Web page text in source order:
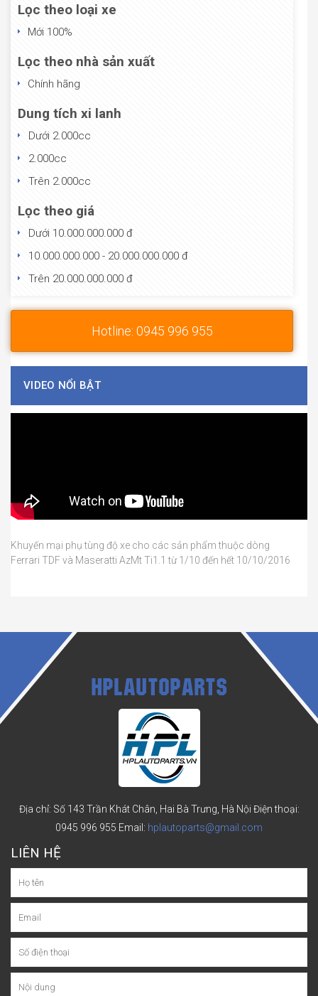
Lọc theo loại xe
Mới 100%
Lọc theo nhà sản xuất
Chính hãng
Dung tích xi lanh
Dưới 2.000cc
2.000cc
Trên 2.000cc
Lọc theo giá
Dưới 10.000.000.000 đ
10.000.000.000 - 20.000.000.000 đ
Trên 20.000.000.000 đ
Hotline: 0945 996 955
VIDEO NỔI BẬT
Khuyến mại phụ tùng độ xe cho các sản phẩm thuộc dòng
Ferrari TDF và Maseratti AzMt Ti1.1 từ 1/10 đến hết 10/10/2016
HPLAUTOPARTS
Địa chỉ: Số 143 Trần Khát Chân, Hai Bà Trưng, Hà Nội Điện thoại:
0945 996 955 Email: hplautoparts@gmail.com
LIÊN HỆ